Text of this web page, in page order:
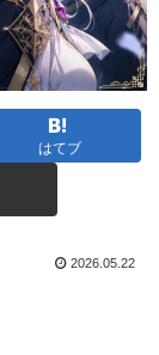
はてブ
2026.05.22